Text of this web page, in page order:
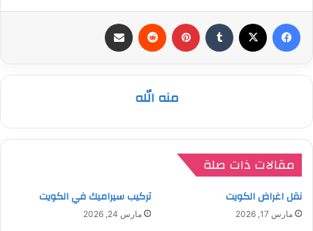
فيسبوك بينتيريست
منه الله
مقالات ذات صلة
نقل اغراض الكويت
مارس 17, 2026
تركيب سيراميك في الكويت
مارس 24, 2026